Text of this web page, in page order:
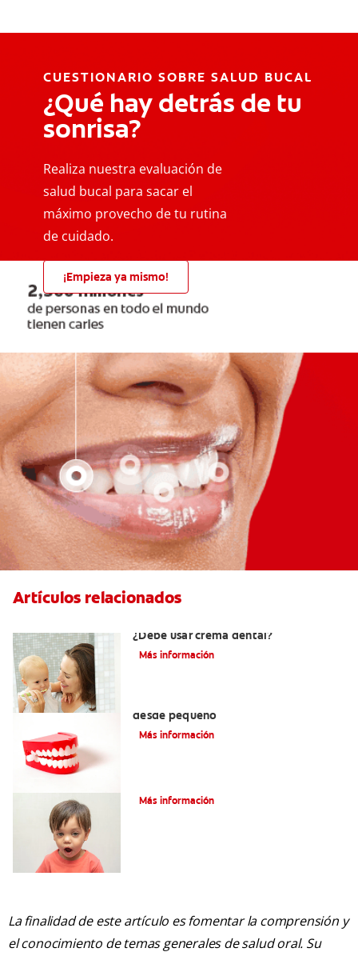
CUESTIONARIO SOBRE SALUD BUCAL
¿Qué hay detrás de tu
sonrisa?
Realiza nuestra evaluación de
salud bucal para sacar el
máximo provecho de tu rutina
de cuidado.
¡Empieza ya mismo!
Artículos relacionados
¿Debe usar crema dental?
Más información
desde pequeño
Más información
Más información
La finalidad de este artículo es fomentar la comprensión y
el conocimiento de temas generales de salud oral. Su